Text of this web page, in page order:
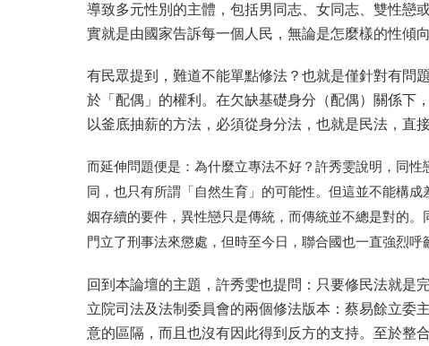
導致多元性別的主體，包括男同志、女同志、雙性戀
實就是由國家告訴每一個人民，無論是怎麼樣的性傾
有民眾提到，難道不能單點修法？也就是僅針對有問
於「配偶」的權利。在欠缺基礎身分（配偶）關係下
以釜底抽薪的方法，必須從身分法，也就是民法，直接
而延伸問題便是：為什麼立專法不好？許秀雯說明，同
同，也只有所謂「自然生育」的可能性。但這並不能構
姻存續的要件，異性戀只是傳統，而傳統並不總是對的
門立了刑事法來懲處，但時至今日，聯合國也一直強烈呼
回到本論壇的主題，許秀雯也提問：只要修民法就是
立院司法及法制委員會的兩個修法版本： 蔡易餘立委
意的區隔， 而且也沒有因此得到反方的支持。至於整